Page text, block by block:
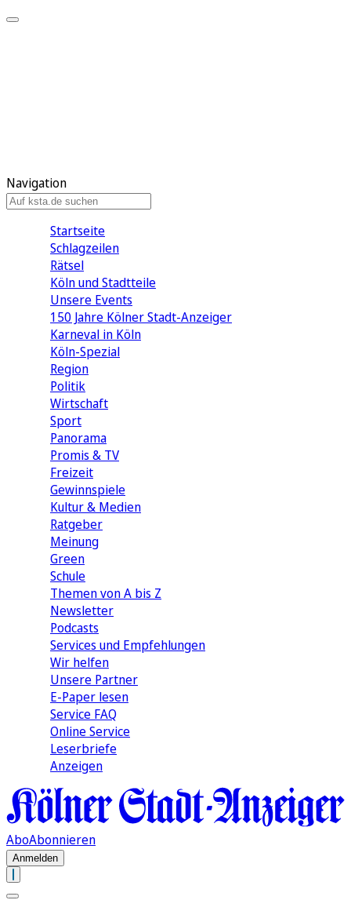
Navigation
Startseite
Schlagzeilen
Rätsel
Köln und Stadtteile
Unsere Events
150 Jahre Kölner Stadt-Anzeiger
Karneval in Köln
Köln-Spezial
Region
Politik
Wirtschaft
Sport
Panorama
Promis & TV
Freizeit
Gewinnspiele
Kultur & Medien
Ratgeber
Meinung
Green
Schule
Themen von A bis Z
Newsletter
Podcasts
Services und Empfehlungen
Wir helfen
Unsere Partner
E-Paper lesen
Service FAQ
Online Service
Leserbriefe
Anzeigen
AboAbonnieren
Anmelden